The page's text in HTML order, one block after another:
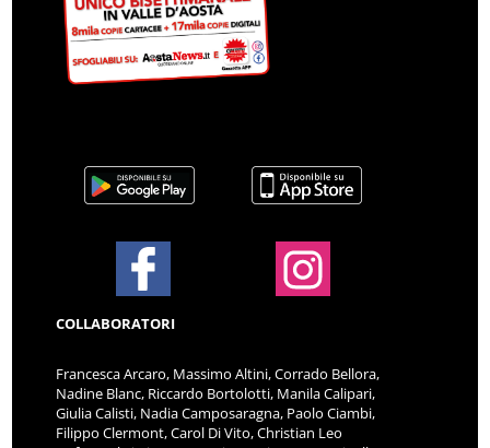
COLLABORATORI
Francesca Arcaro, Massimo Altini, Corrado Bellora,
Nadine Blanc, Riccardo Bortolotti, Manila Calipari,
Giulia Calisti, Nadia Camposaragna, Paolo Ciambi,
Filippo Clermont, Carol Di Vito, Christian Leo